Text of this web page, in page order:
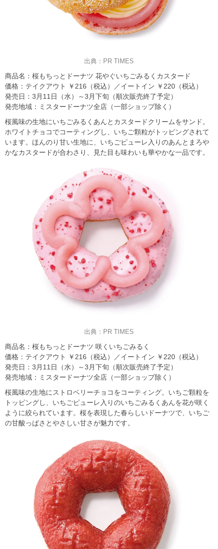
出典：PR TIMES
商品名：桜もちっとドーナツ 花やぐいちごみるくカスタード
価格：テイクアウト ￥216（税込）／イートイン ￥220（税込）
発売日：3月11日（水）～3月下旬（順次販売終了予定）
発売地域：ミスタードーナツ全店（一部ショップ除く）
桜風味の生地にいちごみるくあんとカスタードクリームをサンド。
ホワイトチョコでコーティングし、いちご顆粒がトッピングされて
います。ほんのり甘い生地に、いちごピューレ入りのあんとまろや
かなカスタードが合わさり、見た目も味わいも華やかな一品です。
出典：PR TIMES
商品名：桜もちっとドーナツ 咲くいちごみるく
価格：テイクアウト ￥216（税込）／イートイン ￥220（税込）
発売日：3月11日（水）～3月下旬（順次販売終了予定）
発売地域：ミスタードーナツ全店（一部ショップ除く）
桜風味の生地にストロベリーチョコをコーティング。いちご顆粒を
トッピングし、いちごピューレ入りのいちごみるくあんを花が咲く
ように絞られています。桜を表現した春らしいドーナツで、いちご
の甘酸っぱさとやさしい甘さが魅力です。